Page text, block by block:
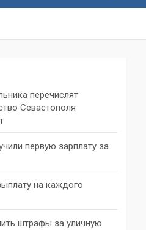
перечислят
Севастополя
первую зарплату за
на каждого
штрафы за уличную